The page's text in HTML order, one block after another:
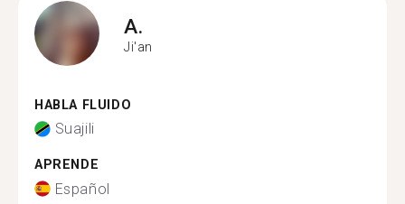
A.
Ji'an
HABLA FLUIDO
Suajili
APRENDE
Español